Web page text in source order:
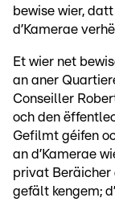
bewise wier,
d’Kamerae
Et wier net
an aner
Conseiller
och den
Gefilmt géifen
an d’Kamerae
privat Beräicher
gefält kengem;